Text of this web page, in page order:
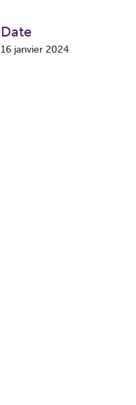
Date
16 janvier 2024